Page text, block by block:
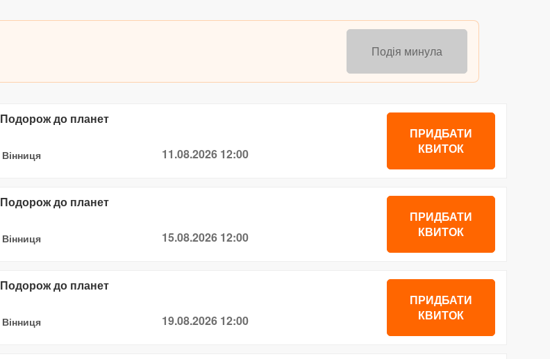
Подія минула
Подорож до планет
Вінниця 11.08.2026 12:00
ПРИДБАТИ
КВИТОК
Подорож до планет
Вінниця 15.08.2026 12:00
ПРИДБАТИ
КВИТОК
Подорож до планет
Вінниця 19.08.2026 12:00
ПРИДБАТИ
КВИТОК